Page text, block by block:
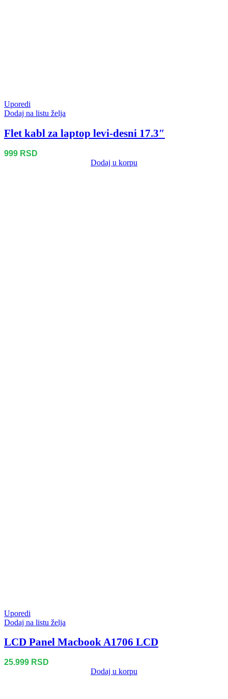
Uporedi
Dodaj na listu želja
Flet kabl za laptop levi-desni 17.3″
999 RSD
Dodaj u korpu
Uporedi
Dodaj na listu želja
LCD Panel Macbook A1706 LCD
25.999 RSD
Dodaj u korpu